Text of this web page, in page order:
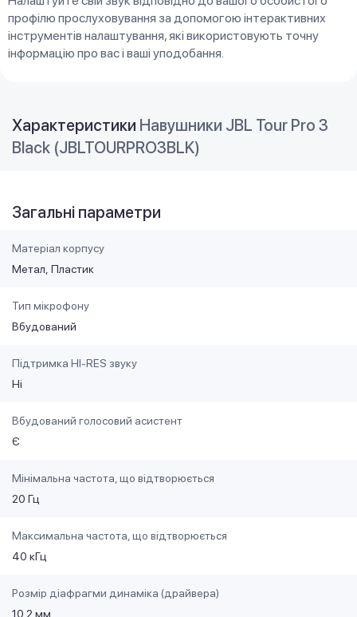
профілю прослуховування за допомогою інтерактивних
інструментів налаштування, які використовують точну
інформацію про вас і ваші уподобання.
Характеристики Навушники JBL Tour Pro 3
Black (JBLTOURPRO3BLK)
Загальні параметри
Матеріал корпусу
Метал Пластик
Тип мікрофону
Вбудований
Підтримка HI-RES звуку
Ні
Вбудований голосовий асистент
Є
Мінімальна частота, що відтворюється
20 Гц
Максимальна частота, що відтворюється
40 кГц
Розмір діафрагми динаміка (драйвера)
10.2 мм